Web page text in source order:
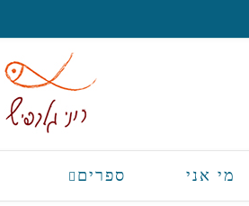
מי אני ספרים